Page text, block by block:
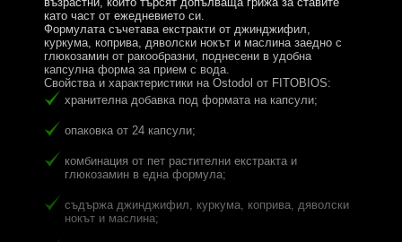
като част от ежедневието си.
Формулата съчетава екстракти от джинджифил,
куркума, коприва, дяволски нокът и маслина заедно с
глюкозамин от ракообразни, поднесени в удобна
капсулна форма за прием с вода.
Свойства и характеристики на Ostodol от FITOBIOS:
хранителна добавка под формата на капсули;
опаковка от 24 капсули;
комбинация от пет растителни екстракта и
глюкозамин в една формула;
съдържа джинджифил, куркума, коприва, дяволски
нокът и маслина;